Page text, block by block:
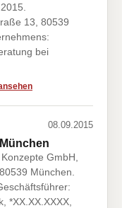
13, 80539
bei
08.09.2015
GmbH,
München.
*XX.XX.XXXX,